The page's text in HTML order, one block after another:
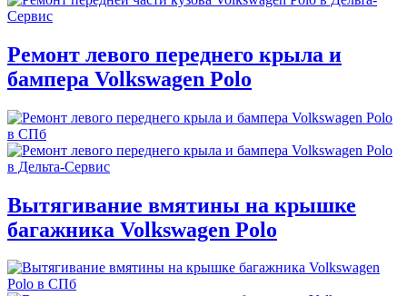
Ремонт левого переднего крыла и
бампера Volkswagen Polo
Вытягивание вмятины на крышке
багажника Volkswagen Polo